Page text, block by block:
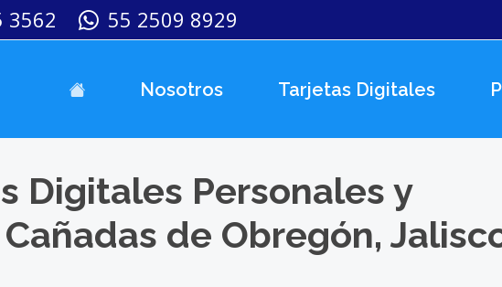
3562 55 2509 8929
Nosotros Tarjetas Digitales
Digitales Personales y
de Obregón,